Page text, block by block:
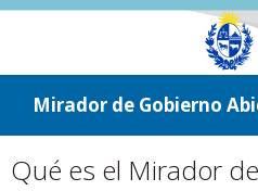
ir a contenido
ir al menú
Mirador de Gobierno
Qué es el Mirador